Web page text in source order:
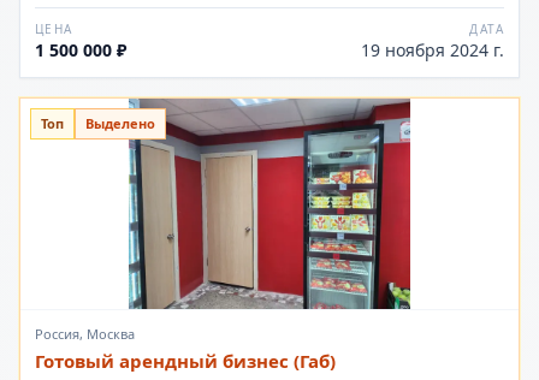
ЦЕНА
1 500 000 ₽
ДАТА
19 ноября 2024 г.
Топ Выделено
Россия, Москва
Готовый арендный бизнес (Габ)